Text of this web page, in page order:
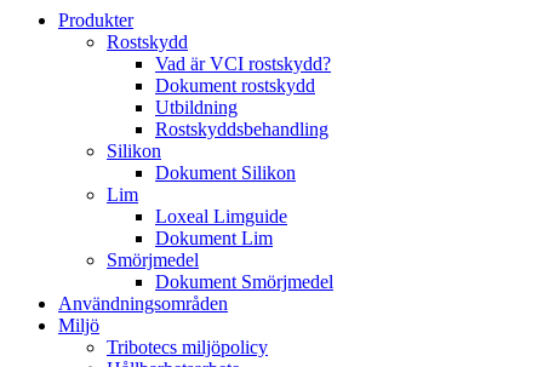
Produkter
Rostskydd
Vad är VCI rostskydd?
Dokument rostskydd
Utbildning
Rostskyddsbehandling
Silikon
Dokument Silikon
Lim
Loxeal Limguide
Dokument Lim
Smörjmedel
Dokument Smörjmedel
Användningsområden
Miljö
Tribotecs miljöpolicy